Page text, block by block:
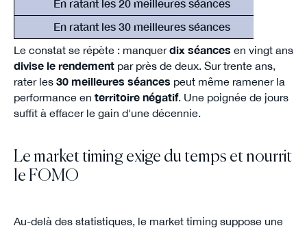
En ratant les 20 meilleures séances
En ratant les 30 meilleures séances
Le constat se répète : manquerdix séances en vingt ans
divise le rendementpar près de deux. Sur trente ans,
rater les 30 meilleures séances peut même ramener la
performance en territoire négatif. Une poignée de jours
suffit à effacer le gain d'une décennie.
Le market timing exige du temps et nourrit
le FOMO
Au-delà des statistiques, le market timing suppose une